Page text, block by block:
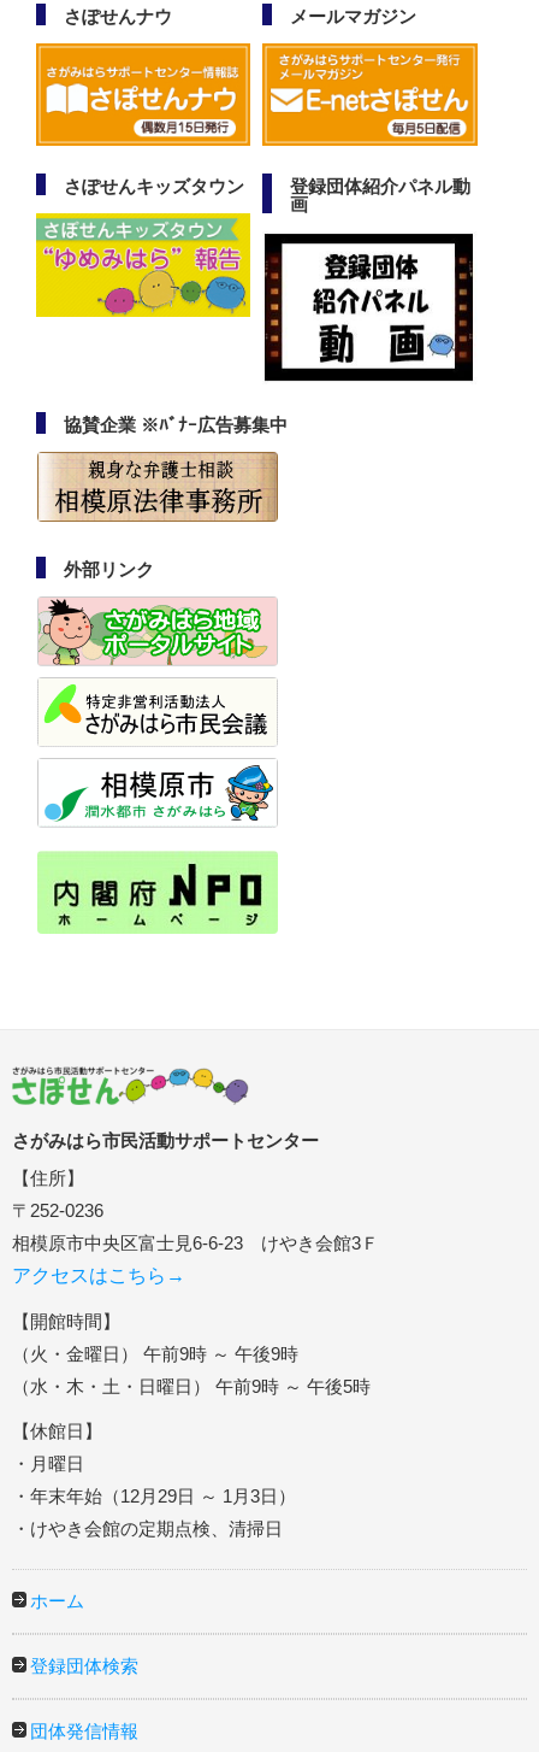
さぽせんナウ メールマガジン
さぽせんキッズタウン
登録団体紹介パネル動
画
協賛企業 ※ﾊﾞﾅｰ広告募集中
外部リンク
さがみはら市民活動サポートセンター
【住所】
〒252-0236
相模原市中央区富士見6-6-23 けやき会館3Ｆ
アクセスはこちら→
【開館時間】
（火・金曜日） 午前9時 ～ 午後9時
（水・木・土・日曜日） 午前9時 ～ 午後5時
【休館日】
・月曜日
・年末年始（12月29日 ～ 1月3日）
・けやき会館の定期点検、清掃日
ホーム
登録団体検索
団体発信情報